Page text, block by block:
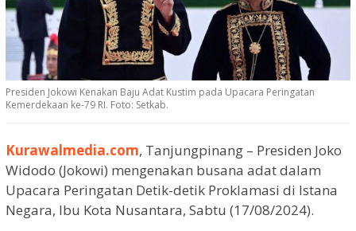
Presiden Jokowi Kenakan Baju Adat Kustim pada Upacara Peringatan
Kemerdekaan ke-79 RI. Foto: Setkab.
Kurawalmedia.com, Tanjungpinang – Presiden Joko
Widodo (Jokowi) mengenakan busana adat dalam
Upacara Peringatan Detik-detik Proklamasi di Istana
Negara, Ibu Kota Nusantara, Sabtu (17/08/2024).